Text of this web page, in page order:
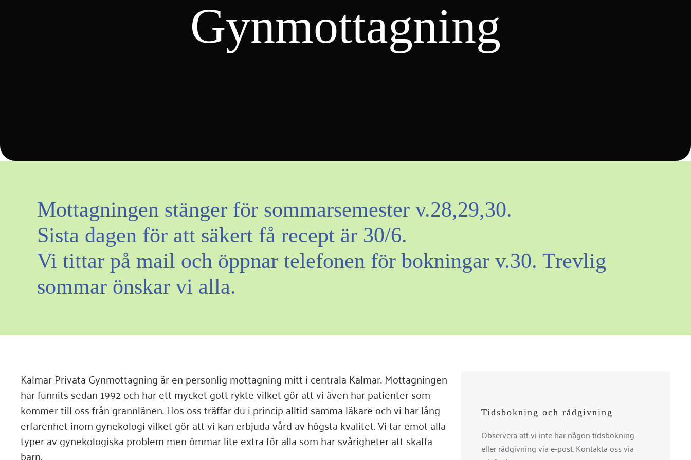
Gynmottagning
Mottagningen stänger för sommarsemester v.28,29,30.
Sista dagen för att säkert få recept är 30/6.
Vi tittar på mail och öppnar telefonen för bokningar v.30. Trevlig
sommar önskar vi alla.
Kalmar Privata Gynmottagning är en personlig mottagning mitt i centrala Kalmar. Mottagningen
har funnits sedan 1992 och har ett mycket gott rykte vilket gör att vi även har patienter som
kommer till oss från grannlänen. Hos oss träffar du i princip alltid samma läkare och vi har lång
erfarenhet inom gynekologi vilket gör att vi kan erbjuda vård av högsta kvalitet. Vi tar emot alla
typer av gynekologiska problem men ömmar lite extra för alla som har svårigheter att skaffa
barn.
Tidsbokning och rådgivning
Observera att vi inte har någon tidsbokning
eller rådgivning via e-post. Kontakta oss via